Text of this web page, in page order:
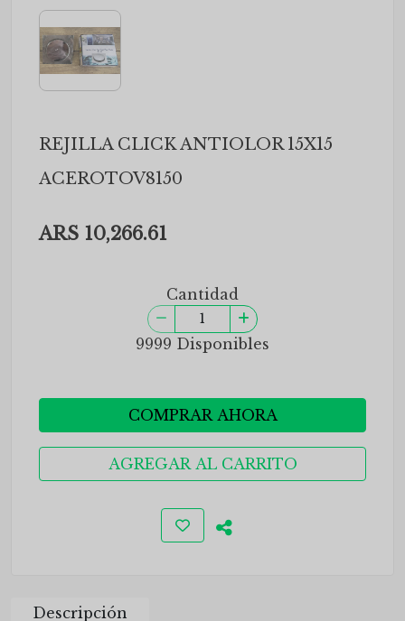
REJILLA CLICK ANTIOLOR 15X15
ACEROTOV8150
ARS 10,266.61
Cantidad
9999 Disponibles
COMPRAR AHORA
AGREGAR AL CARRITO
Descripción